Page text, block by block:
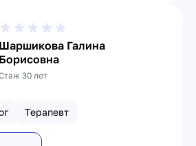
Шаршикова Галина
Борисовна
30 лет
Терапевт